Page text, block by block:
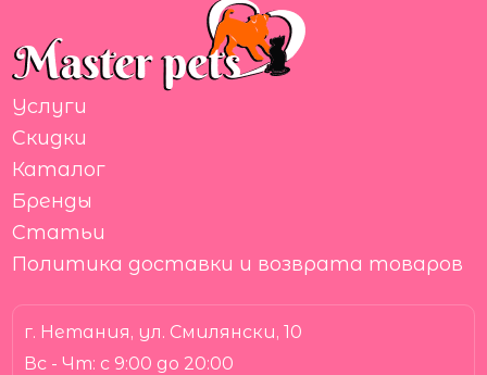
г. Нетания, ул. Смилянски, 10
Вс - Чт: с 9:00 до 20:00
Услуги
Скидки
Каталог
Бренды
Статьи
Политика доставки и возврата товаров